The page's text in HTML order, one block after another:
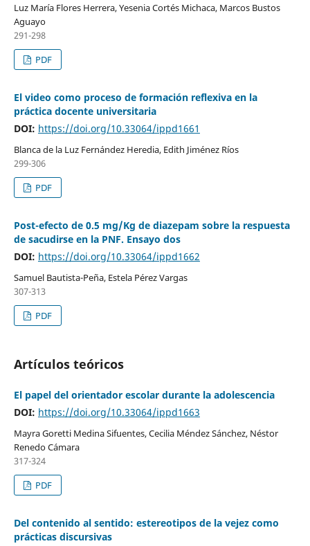
Luz María Flores Herrera, Yesenia Cortés Michaca, Marcos Bustos
Aguayo
291-298
PDF
El video como proceso de formación reflexiva en la
práctica docente universitaria
DOI: https://doi.org/10.33064/ippd1661
Blanca de la Luz Fernández Heredia, Edith Jiménez Ríos
299-306
PDF
Post-efecto de 0.5 mg/Kg de diazepam sobre la respuesta
de sacudirse en la PNF. Ensayo dos
DOI: https://doi.org/10.33064/ippd1662
Samuel Bautista-Peña, Estela Pérez Vargas
307-313
PDF
Artículos teóricos
El papel del orientador escolar durante la adolescencia
DOI: https://doi.org/10.33064/ippd1663
Mayra Goretti Medina Sifuentes, Cecilia Méndez Sánchez, Néstor
Renedo Cámara
317-324
PDF
Del contenido al sentido: estereotipos de la vejez como
prácticas discursivas